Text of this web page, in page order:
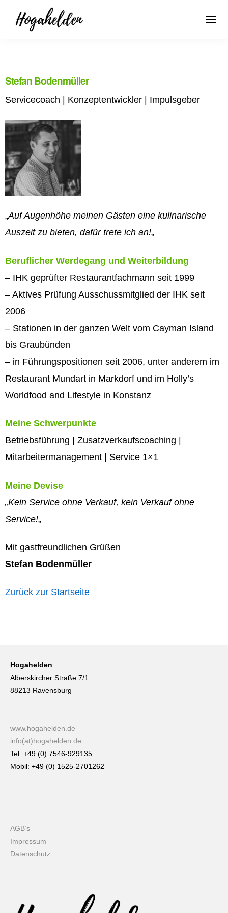
Stefan Bodenmüller
Servicecoach | Konzeptentwickler | Impulsgeber
„Auf Augenhöhe meinen Gästen eine kulinarische
Auszeit zu bieten, dafür trete ich an!„
Beruflicher Werdegang und Weiterbildung
– IHK geprüfter Restaurantfachmann seit 1999
– Aktives Prüfung Ausschussmitglied der IHK seit
2006
– Stationen in der ganzen Welt vom Cayman Island
bis Graubünden
– in Führungspositionen seit 2006, unter anderem im
Restaurant Mundart in Markdorf und im Holly’s
Worldfood and Lifestyle in Konstanz
Meine Schwerpunkte
Betriebsführung | Zusatzverkaufscoaching |
Mitarbeitermanagement | Service 1×1
Meine Devise
„Kein Service ohne Verkauf, kein Verkauf ohne
Service!„
Mit gastfreundlichen Grüßen
Stefan Bodenmüller
Zurück zur Startseite
Hogahelden
Alberskircher Straße 7/1
88213 Ravensburg
www.hogahelden.de
info(at)hogahelden.de
Tel. +49 (0) 7546-929135
Mobil: +49 (0) 1525-2701262
AGB’s
Impressum
Datenschutz